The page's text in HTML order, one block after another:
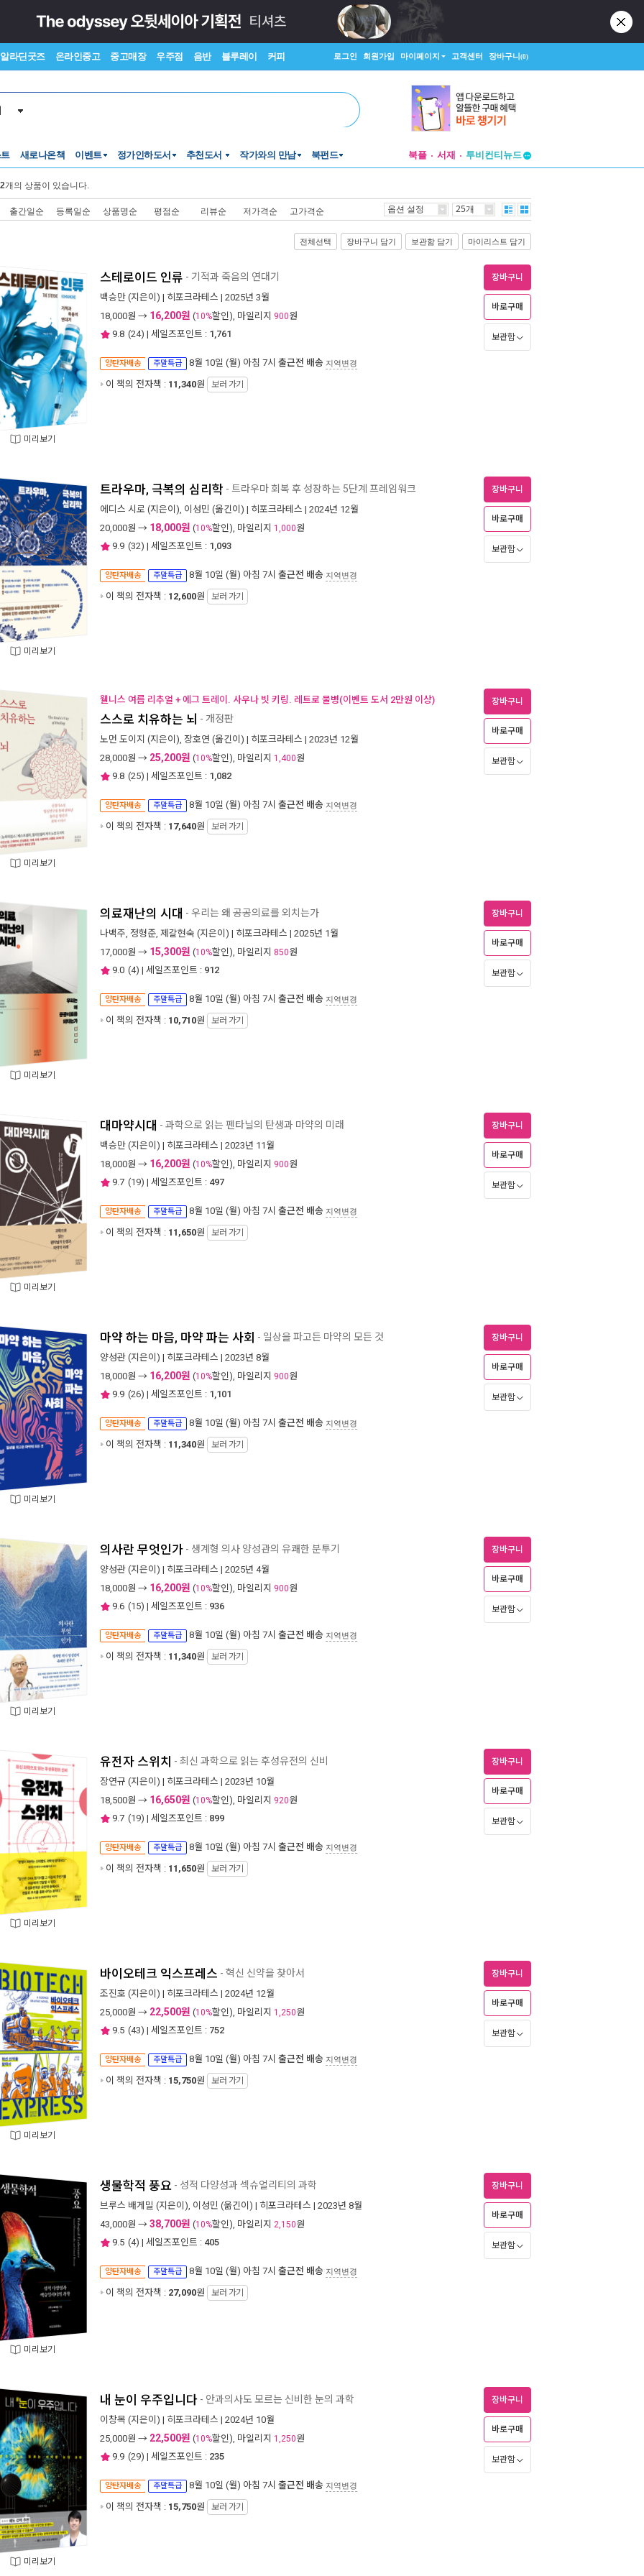
알라딘굿즈 온라인중고 중고매장 우주점 음반 블루레이 커피 로그인 회원가입 마이페이지 고객센터 장바구니(0)
새로나온책 이벤트 정가인하도서 추천도서 작가와의 만남 북펀드 북플 서재
투비컨티뉴드
개의 상품이 있습니다.
출간일순 등록일순 상품명순 평점순 리뷰순 저가격순 고가격순 옵션 설정 25개
전체선택 장바구니 담기 보관함 담기 마이리스트 담기
미리보기
스테로이드 인류 - 기적과 죽음의 연대기
백승만 (지은이) | 히포크라테스 | 2025년 3월
18,000원 → 16,200원 (10%할인), 마일리지 900원
9.8 (24) | 세일즈포인트 : 1,761
양탄자배송 주말특급 8월 10일 (월) 아침 7시 출근전 배송 지역변경
이 책의 전자책 : 11,340원 보러 가기
장바구니
바로구매
보관함
미리보기
트라우마, 극복의 심리학 - 트라우마 회복 후 성장하는 5단계 프레임워크
에디스 시로 (지은이), 이성민 (옮긴이) | 히포크라테스 | 2024년 12월
20,000원 → 18,000원 (10%할인), 마일리지 1,000원
9.9 (32) | 세일즈포인트 : 1,093
양탄자배송 주말특급 8월 10일 (월) 아침 7시 출근전 배송 지역변경
이 책의 전자책 : 12,600원 보러 가기
장바구니
바로구매
보관함
미리보기
웰니스 여름 리추얼 + 에그 트레이. 사우나 빗 키링. 레트로 물병(이벤트 도서 2만원 이상)
스스로 치유하는 뇌 - 개정판
노먼 도이지 (지은이), 장호연 (옮긴이) | 히포크라테스 | 2023년 12월
28,000원 → 25,200원 (10%할인), 마일리지 1,400원
9.8 (25) | 세일즈포인트 : 1,082
양탄자배송 주말특급 8월 10일 (월) 아침 7시 출근전 배송 지역변경
이 책의 전자책 : 17,640원 보러 가기
장바구니
바로구매
보관함
미리보기
의료재난의 시대 - 우리는 왜 공공의료를 외치는가
나백주, 정형준, 제갈현숙 (지은이) | 히포크라테스 | 2025년 1월
17,000원 → 15,300원 (10%할인), 마일리지 850원
9.0 (4) | 세일즈포인트 : 912
양탄자배송 주말특급 8월 10일 (월) 아침 7시 출근전 배송 지역변경
이 책의 전자책 : 10,710원 보러 가기
장바구니
바로구매
보관함
미리보기
대마약시대 - 과학으로 읽는 펜타닐의 탄생과 마약의 미래
백승만 (지은이) | 히포크라테스 | 2023년 11월
18,000원 → 16,200원 (10%할인), 마일리지 900원
9.7 (19) | 세일즈포인트 : 497
양탄자배송 주말특급 8월 10일 (월) 아침 7시 출근전 배송 지역변경
이 책의 전자책 : 11,650원 보러 가기
장바구니
바로구매
보관함
미리보기
마약 하는 마음, 마약 파는 사회 - 일상을 파고든 마약의 모든 것
양성관 (지은이) | 히포크라테스 | 2023년 8월
18,000원 → 16,200원 (10%할인), 마일리지 900원
9.9 (26) | 세일즈포인트 : 1,101
양탄자배송 주말특급 8월 10일 (월) 아침 7시 출근전 배송 지역변경
이 책의 전자책 : 11,340원 보러 가기
장바구니
바로구매
보관함
미리보기
의사란 무엇인가 - 생계형 의사 양성관의 유쾌한 분투기
양성관 (지은이) | 히포크라테스 | 2025년 4월
18,000원 → 16,200원 (10%할인), 마일리지 900원
9.6 (15) | 세일즈포인트 : 936
양탄자배송 주말특급 8월 10일 (월) 아침 7시 출근전 배송 지역변경
이 책의 전자책 : 11,340원 보러 가기
장바구니
바로구매
보관함
미리보기
유전자 스위치 - 최신 과학으로 읽는 후성유전의 신비
장연규 (지은이) | 히포크라테스 | 2023년 10월
18,500원 → 16,650원 (10%할인), 마일리지 920원
9.7 (19) | 세일즈포인트 : 899
양탄자배송 주말특급 8월 10일 (월) 아침 7시 출근전 배송 지역변경
이 책의 전자책 : 11,650원 보러 가기
장바구니
바로구매
보관함
미리보기
바이오테크 익스프레스 - 혁신 신약을 찾아서
조진호 (지은이) | 히포크라테스 | 2024년 12월
25,000원 → 22,500원 (10%할인), 마일리지 1,250원
9.5 (43) | 세일즈포인트 : 752
양탄자배송 주말특급 8월 10일 (월) 아침 7시 출근전 배송 지역변경
이 책의 전자책 : 15,750원 보러 가기
장바구니
바로구매
보관함
미리보기
생물학적 풍요 - 성적 다양성과 섹슈얼리티의 과학
브루스 배게밀 (지은이), 이성민 (옮긴이) | 히포크라테스 | 2023년 8월
43,000원 → 38,700원 (10%할인), 마일리지 2,150원
9.5 (4) | 세일즈포인트 : 405
양탄자배송 주말특급 8월 10일 (월) 아침 7시 출근전 배송 지역변경
이 책의 전자책 : 27,090원 보러 가기
장바구니
바로구매
보관함
미리보기
내 눈이 우주입니다 - 안과의사도 모르는 신비한 눈의 과학
이창목 (지은이) | 히포크라테스 | 2024년 10월
25,000원 → 22,500원 (10%할인), 마일리지 1,250원
9.9 (29) | 세일즈포인트 : 235
양탄자배송 주말특급 8월 10일 (월) 아침 7시 출근전 배송 지역변경
이 책의 전자책 : 15,750원 보러 가기
장바구니
바로구매
보관함